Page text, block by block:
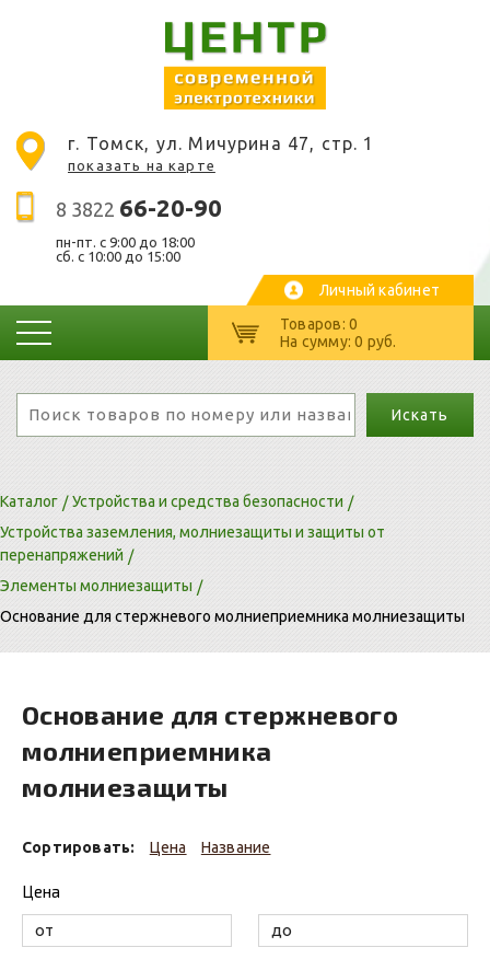
г. Томск, ул. Мичурина 47, стр. 1
показать на карте
8 3822 66-20-90
пн-пт. c 9:00 до 18:00
сб. с 10:00 до 15:00
Личный кабинет
Товаров: 0
На сумму: 0 руб.
Искать
Каталог
Устройства и средства безопасности
Устройства заземления, молниезащиты и защиты от
перенапряжений
Элементы молниезащиты
Основание для стержневого молниеприемника молниезащиты
Основание для стержневого
молниеприемника
молниезащиты
Сортировать: Цена Название
Цена